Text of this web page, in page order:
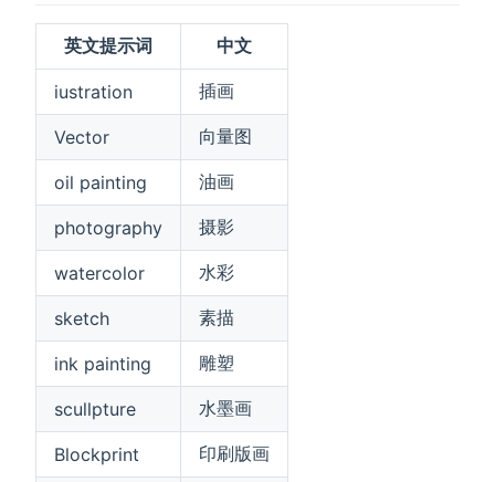
英文提示词 中文
iustration 插画
Vector 向量图
oil painting 油画
photography 摄影
watercolor 水彩
sketch 素描
ink painting 雕塑
scullpture 水墨画
Blockprint 印刷版画